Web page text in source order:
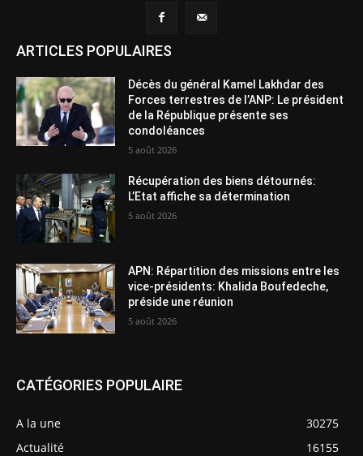
ARTICLES POPULAIRES
Décès du général Kamel Lakhdar des
Forces terrestres de l’ANP: Le président
de la République présente ses
condoléances
5 août 2026
Récupération des biens détournés:
L’Etat affiche sa détermination
5 août 2026
APN: Répartition des missions entre les
vice-présidents: Khalida Boufedeche,
préside une réunion
5 août 2026
CATÉGORIES POPULAIRE
A la une
30275
Actualité
16155